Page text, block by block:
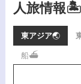
人旅情報🏝️
東アジア🌏
船⛴️